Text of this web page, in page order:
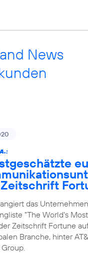
News
das
"The World's
Zeitschrift Fortune
Branche, hinter